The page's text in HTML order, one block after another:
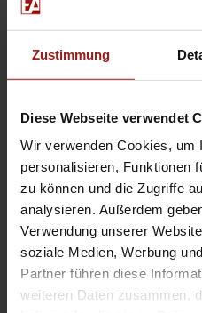
Zustimmung
Diese Webseite verwendet
Wir verwenden Cookies, um
personalisieren, Funktionen
zu können und die Zugriffe
analysieren. Außerdem
Verwendung unserer
soziale Medien, Werbung
Partner führen diese
weiteren Daten zusammen,
Kontakt
Probefahrt
Service-Termin
EA Standorte
Ebbinghaus am
Ebbinghaus am Tierpark
Ebbinghaus
Ebbinghaus Ford Store –
Ebbinghaus in Hamm
Ebbinghaus in Kamen